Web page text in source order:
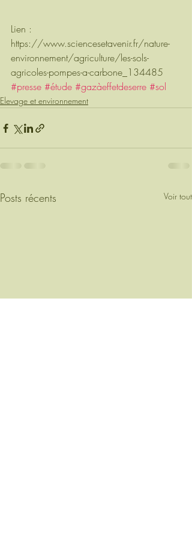
Lien :
https://www.sciencesetavenir.fr/nature-
environnement/agriculture/les-sols-
agricoles-pompes-a-carbone_134485
#presse #étude #gazàeffetdeserre #sol
Elevage et environnement
Posts récents Voir tout